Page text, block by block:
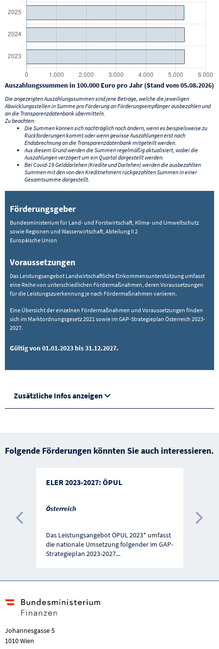
Auszahlungssummen in 100.000 Euro pro Jahr (Stand vom 05.08.2026)
Die angezeigten Auszahlungssummen sind jene Beträge, welche die jeweiligen
Abwicklungsstellen in Summe pro Förderung an Förderungsempfänger ausbezahlen und
an die Transparenzdatenbank übermitteln.
Zu beachten:
Die Summen können sich nachträglich noch ändern, wenn es beispielsweise zu
Rückforderungen kommt oder wenn gewisse Auszahlungen erst nach
Endabrechnung an die Transparenzdatenbank mitgeteilt werden.
Aus diesem Grund werden die Summen regelmäßig aktualisiert, wobei die
Auszahlungen verzögert um ein Quartal dargestellt werden.
Bei Covid-19 Gelddarlehen (Kredite und Darlehen) werden die ausbezahlten
Summen mit den von den Kreditnehmern rückgezahlten Summen in einer
Gesamtsumme dargestellt.
Förderungsgeber
Bundesministerium für Land- und Forstwirtschaft, Klima- und Umweltschutz
sowie Regionen und Wasserwirtschaft, Abteilung II 2
Europäische Union
Voraussetzungen
Das Leistungsangebot Landwirtschaftliche Einkommensunterstützung umfasst
eine Reihe von unterschiedlichen Fördermaßnahmen, deren Voraussetzungen
für die Leistungszuerkennung je nach Fördermaßnahmen variieren.
Eine Übersicht der einzelnen Fördermaßnahmen und Voraussetzungen finden
sich im Marktordnungsgesetz 2021 sowie im GAP-Strategieplan Österreich 2023-
2027.
Gültig von 01.01.2023 bis 31.12.2027.
Zusätzliche Infos anzeigen
Folgende Förderungen könnten Sie auch interessieren.
ELER 2023-2027: ÖPUL
Österreich
Das Leistungsangebot ÖPUL 2023* umfasst
die nationale Umsetzung folgender im GAP-
Strategieplan 2023-2027...
Vorherige Förderung
Johannesgasse 5
1010 Wien